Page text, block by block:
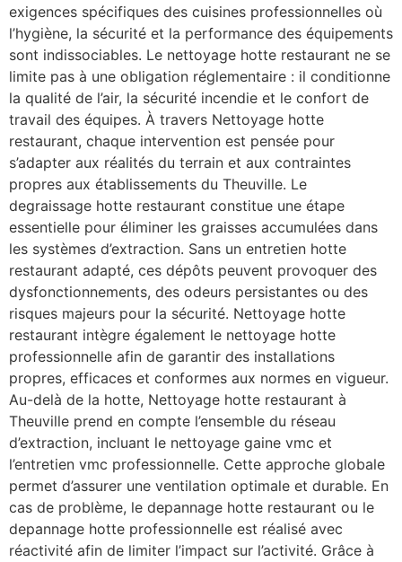
exigences spécifiques des cuisines professionnelles où
l’hygiène, la sécurité et la performance des équipements
sont indissociables. Le nettoyage hotte restaurant ne se
limite pas à une obligation réglementaire : il conditionne
la qualité de l’air, la sécurité incendie et le confort de
travail des équipes. À travers Nettoyage hotte
restaurant, chaque intervention est pensée pour
s’adapter aux réalités du terrain et aux contraintes
propres aux établissements du Theuville. Le
degraissage hotte restaurant constitue une étape
essentielle pour éliminer les graisses accumulées dans
les systèmes d’extraction. Sans un entretien hotte
restaurant adapté, ces dépôts peuvent provoquer des
dysfonctionnements, des odeurs persistantes ou des
risques majeurs pour la sécurité. Nettoyage hotte
restaurant intègre également le nettoyage hotte
professionnelle afin de garantir des installations
propres, efficaces et conformes aux normes en vigueur.
Au-delà de la hotte, Nettoyage hotte restaurant à
Theuville prend en compte l’ensemble du réseau
d’extraction, incluant le nettoyage gaine vmc et
l’entretien vmc professionnelle. Cette approche globale
permet d’assurer une ventilation optimale et durable. En
cas de problème, le depannage hotte restaurant ou le
depannage hotte professionnelle est réalisé avec
réactivité afin de limiter l’impact sur l’activité. Grâce à